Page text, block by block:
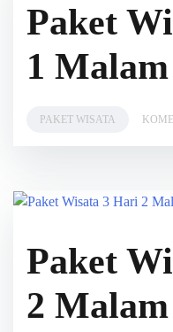
Paket
1 Malam
PAKET WISATA
Paket
2 Malam